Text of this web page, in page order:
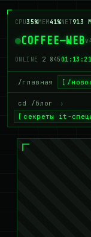
CPU35%MEM41%NET913
COFFEE—WEB
ONLINE 2 84501:13:21
/главная /
cd /блог
›
секреты it-